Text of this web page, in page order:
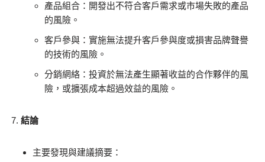
產品組合：開發出不符合客戶需求或市場失敗的產品
的風險。
客戶參與：實施無法提升客戶參與度或損害品牌聲譽
的技術的風險。
分銷網絡：投資於無法產生顯著收益的合作夥伴的風
險，或擴張成本超過效益的風險。
結論
主要發現與建議摘要：